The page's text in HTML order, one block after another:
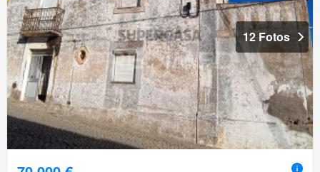
12 Fotos